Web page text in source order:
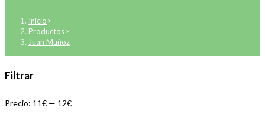
Inicio>
Productos>
Juan Muñoz
Filtrar
Precio: 11€ — 12€